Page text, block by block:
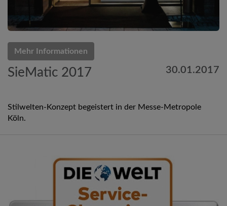
Mehr Informationen
SieMatic 2017 30.01.2017
Stilwelten-Konzept begeistert in der Messe-Metropole
Köln.